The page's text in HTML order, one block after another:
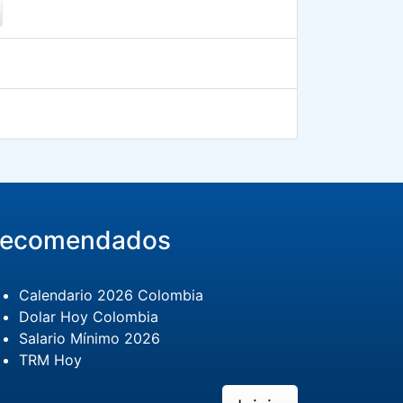
Calendario 2026 Colombia
Dolar Hoy Colombia
Salario Mínimo 2026
TRM Hoy